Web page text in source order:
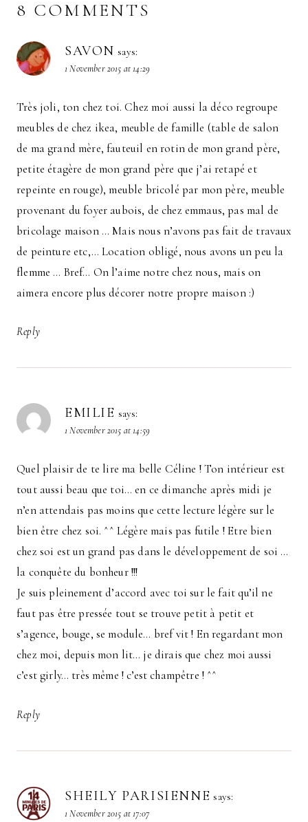
8 COMMENTS
SAVON says:
1 November 2015 at 14:29
Très joli, ton chez toi. Chez moi aussi la déco regroupe
meubles de chez ikea, meuble de famille (table de salon
de ma grand mère, fauteuil en rotin de mon grand père,
petite étagère de mon grand père que j’ai retapé et
repeinte en rouge), meuble bricolé par mon père, meuble
provenant du foyer aubois, de chez emmaus, pas mal de
bricolage maison … Mais nous n’avons pas fait de travaux
de peinture etc,… Location obligé, nous avons un peu la
flemme … Bref… On l’aime notre chez nous, mais on
aimera encore plus décorer notre propre maison :)
Reply
EMILIE says:
1 November 2015 at 14:59
Quel plaisir de te lire ma belle Céline ! Ton intérieur est
tout aussi beau que toi… en ce dimanche après midi je
n’en attendais pas moins que cette lecture légère sur le
bien être chez soi. ^^ Légère mais pas futile ! Etre bien
chez soi est un grand pas dans le développement de soi …
la conquête du bonheur !!!
Je suis pleinement d’accord avec toi sur le fait qu’il ne
faut pas être pressée tout se trouve petit à petit et
s’agence, bouge, se module… bref vit ! En regardant mon
chez moi, depuis mon lit… je dirais que chez moi aussi
c’est girly… très même ! c’est champêtre ! ^^
Reply
SHEILY PARISIENNE says:
1 November 2015 at 17:07